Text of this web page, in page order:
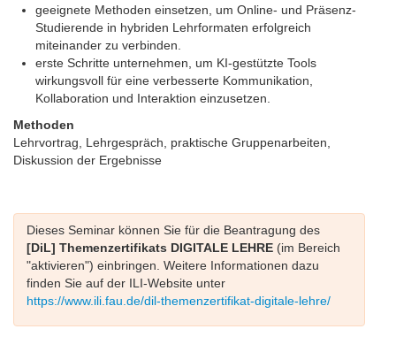
geeignete Methoden einsetzen, um Online- und Präsenz-
Studierende in hybriden Lehrformaten erfolgreich
miteinander zu verbinden.
erste Schritte unternehmen, um KI-gestützte Tools
wirkungsvoll für eine verbesserte Kommunikation,
Kollaboration und Interaktion einzusetzen.
Methoden
Lehrvortrag, Lehrgespräch, praktische Gruppenarbeiten,
Diskussion der Ergebnisse
Dieses Seminar können Sie für die Beantragung des
[DiL] Themenzertifikats DIGITALE LEHRE (im Bereich
"aktivieren") einbringen. Weitere Informationen dazu
finden Sie auf der ILI-Website unter
https://www.ili.fau.de/dil-themenzertifikat-digitale-lehre/